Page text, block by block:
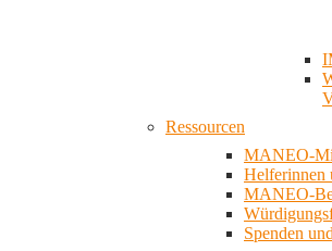
Ressourcen
MANEO-
Helferinnen
MANEO-
Spenden